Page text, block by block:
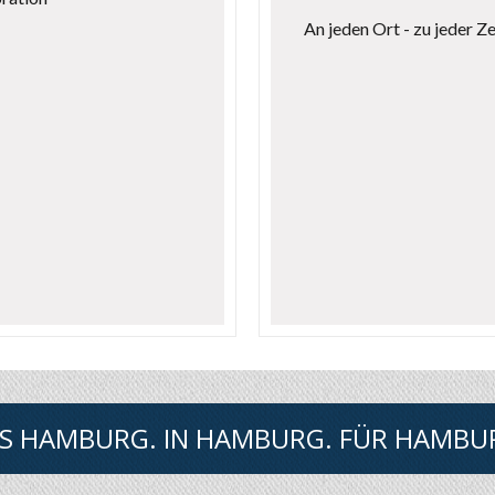
An jeden Ort - zu jeder
HAMBURG. IN HAMBURG. FÜR